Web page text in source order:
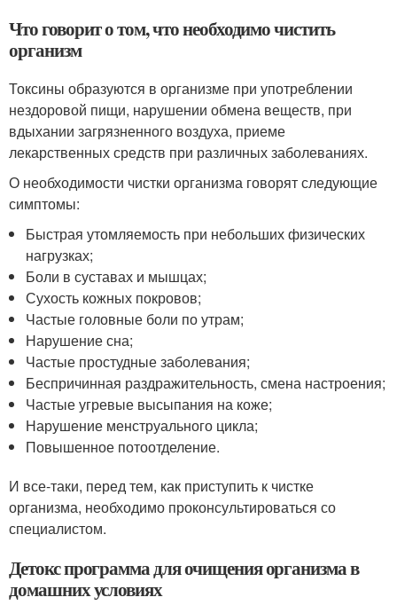
Что говорит о том, что необходимо чистить
организм
Токсины образуются в организме при употреблении
нездоровой пищи, нарушении обмена веществ, при
вдыхании загрязненного воздуха, приеме
лекарственных средств при различных заболеваниях.
О необходимости чистки организма говорят следующие
симптомы:
Быстрая утомляемость при небольших физических
нагрузках;
Боли в суставах и мышцах;
Сухость кожных покровов;
Частые головные боли по утрам;
Нарушение сна;
Частые простудные заболевания;
Беспричинная раздражительность, смена настроения;
Частые угревые высыпания на коже;
Нарушение менструального цикла;
Повышенное потоотделение.
И все-таки, перед тем, как приступить к чистке
организма, необходимо проконсультироваться со
специалистом.
Детокс программа для очищения организма в
домашних условиях